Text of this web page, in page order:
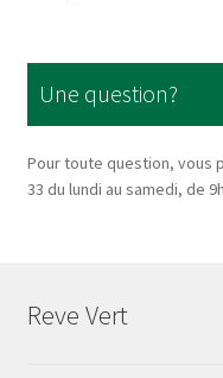
Une question?
Pour toute question, vous
33 du lundi au samedi, de
Reve Vert